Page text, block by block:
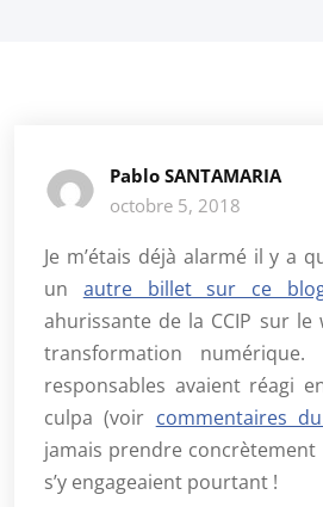
Pablo SANTAMARIA
octobre 5, 2018
Je m’étais déjà alarmé il y a
un autre billet sur ce
ahurissante de la CCIP sur le
transformation
responsables avaient réagi
culpa (voir commentaires
jamais prendre
s’y engageaient pourtant !